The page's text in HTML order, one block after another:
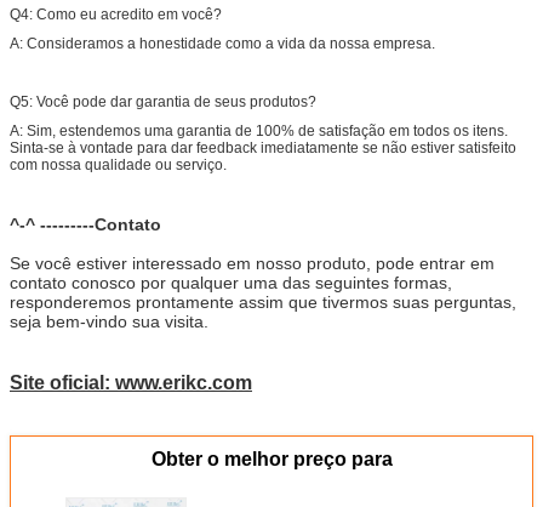
Q4: Como eu acredito em você?
A: Consideramos a honestidade como a vida da nossa empresa.
Q5: Você pode dar garantia de seus produtos?
A: Sim, estendemos uma garantia de 100% de satisfação em todos os itens.
Sinta-se à vontade para dar feedback imediatamente se não estiver satisfeito
com nossa qualidade ou serviço.
^-^ ---------Contato
Se você estiver interessado em nosso produto, pode entrar em
contato conosco por qualquer uma das seguintes formas,
responderemos prontamente assim que tivermos suas perguntas,
seja bem-vindo sua visita.
Site oficial: www.erikc.com
Obter o melhor preço para